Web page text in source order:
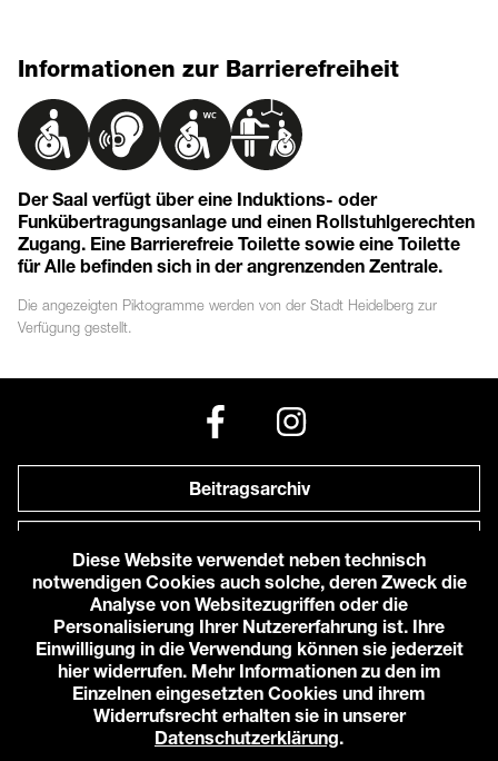
Informationen zur Barrierefreiheit
Der Saal verfügt über eine Induktions- oder
Funkübertragungsanlage und einen Rollstuhlgerechten
Zugang. Eine Barrierefreie Toilette sowie eine Toilette
für Alle befinden sich in der angrenzenden Zentrale.
Die angezeigten Piktogramme werden von der Stadt Heidelberg zur
Verfügung gestellt.
Beitragsarchiv
Anfahrt zu uns
© 2026 Karlstorbahnhof e.V.
Impressum
Datenschutzerklärung
Cookie-Einstellungen
Diese Website verwendet neben technisch
notwendigen Cookies auch solche, deren Zweck die
Analyse von Websitezugriffen oder die
Personalisierung Ihrer Nutzererfahrung ist. Ihre
Einwilligung in die Verwendung können sie jederzeit
hier widerrufen. Mehr Informationen zu den im
Einzelnen eingesetzten Cookies und ihrem
Widerrufsrecht erhalten sie in unserer
Datenschutzerklärung.